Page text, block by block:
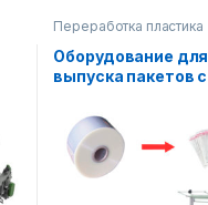
Переработка пластика
Оборудование для
выпуска пакетов с